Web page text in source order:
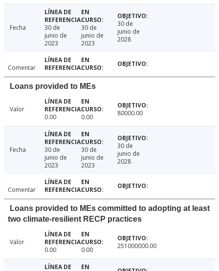
Fecha
30 de
junio de
2023
30 de
junio de
2023
30 de
junio de
2028
Comentar
Loans provided to MEs
Valor
0.00
0.00 80000.00
Fecha
30 de
junio de
2023
30 de
junio de
2023
30 de
junio de
2028
Comentar
Loans provided to MEs committed to adopting at least
two climate-resilient RECP practices
Valor
0.00
0.00 251000000.00